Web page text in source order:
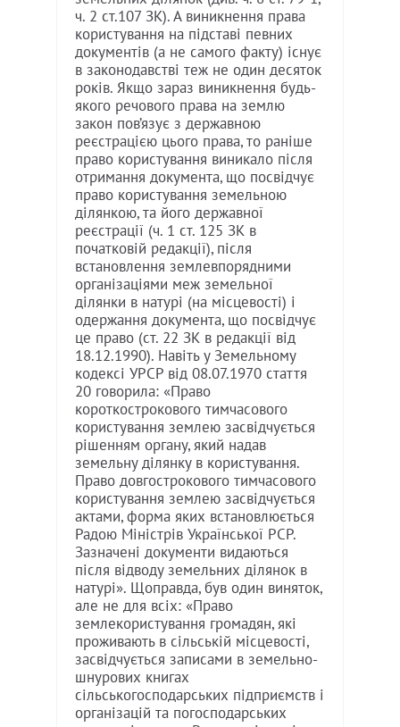
ч. 2 ст.107 ЗК). А виникнення права
користування на підставі певних
документів (а не самого факту) існує
в законодавстві теж не один десяток
років. Якщо зараз виникнення будь-
якого речового права на землю
закон пов’язує з державною
реєстрацією цього права, то раніше
право користування виникало після
отримання документа, що посвідчує
право користування земельною
ділянкою, та його державної
реєстрації (ч. 1 ст. 125 ЗК в
початковій редакції), після
встановлення землевпорядними
організаціями меж земельної
ділянки в натурі (на місцевості) і
одержання документа, що посвідчує
це право (ст. 22 ЗК в редакції від
18.12.1990). Навіть у Земельному
кодексі УРСР від 08.07.1970 стаття
20 говорила: «Право
короткострокового тимчасового
користування землею засвідчується
рішенням органу, який надав
земельну ділянку в користування.
Право довгострокового тимчасового
користування землею засвідчується
актами, форма яких встановлюється
Радою Міністрів Української РСР.
Зазначені документи видаються
після відводу земельних ділянок в
натурі». Щоправда, був один виняток,
але не для всіх: «Право
землекористування громадян, які
проживають в сільській місцевості,
засвідчується записами в земельно-
шнурових книгах
сільськогосподарських підприємств і
організацій та погосподарських